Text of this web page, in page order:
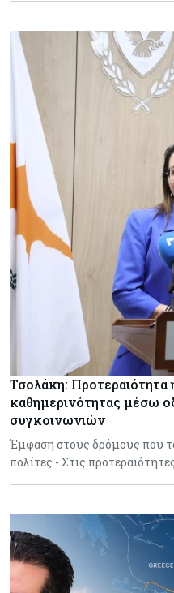
Τσολάκη: Προτεραιότητα
καθημερινότητας μέσω
συγκοινωνιών
Έμφαση στους δρόμους που
πολίτες - Στις